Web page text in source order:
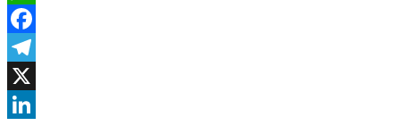
WhatsApp
Facebook
Telegram
X